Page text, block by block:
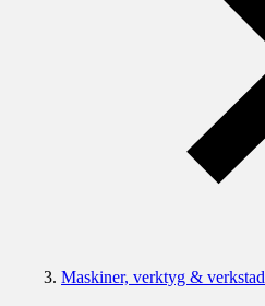
Maskiner, verktyg & verkstad